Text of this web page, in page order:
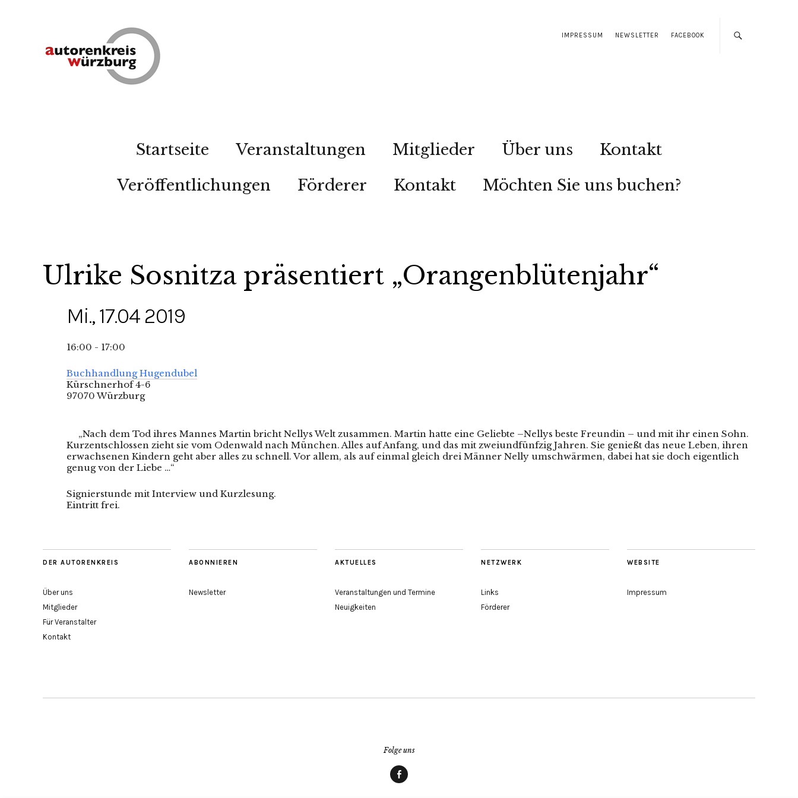
IMPRESSUM NEWSLETTER FACEBOOK
Startseite Veranstaltungen Mitglieder Über uns
Kontakt
Veröffentlichungen
Förderer Kontakt Möchten Sie uns buchen?
Ulrike Sosnitza präsentiert „Orangenblütenjahr“
Mi., 17.04 2019
16:00 - 17:00
Buchhandlung Hugendubel
Kürschnerhof 4-6
97070 Würzburg
„Nach dem Tod ihres Mannes Martin bricht Nellys Welt zusammen. Martin hatte eine Geliebte –Nellys beste Freundin – und mit ihr einen Sohn.
Kurzentschlossen zieht sie vom Odenwald nach München. Alles auf Anfang, und das mit zweiundfünfzig Jahren. Sie genießt das neue Leben, ihren
erwachsenen Kindern geht aber alles zu schnell. Vor allem, als auf einmal gleich drei Männer Nelly umschwärmen, dabei hat sie doch eigentlich
genug von der Liebe …“
Signierstunde mit Interview und Kurzlesung.
Eintritt frei.
DER AUTORENKREIS
Über uns
Mitglieder
Für Veranstalter
Kontakt
ABONNIEREN
Newsletter
AKTUELLES
Veranstaltungen und Termine
Neuigkeiten
NETZWERK
Links
Förderer
WEBSITE
Impressum
Folge uns